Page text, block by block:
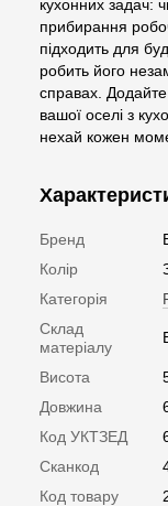
кухонних задач:
прибирання
підходить для
робить його
справах.
вашої оселі з
нехай кожен
Бренд
Колір
Категорія
Склад
матеріалу
Висота
Довжина
Код УКТЗЕД
Сканкод
Код товару